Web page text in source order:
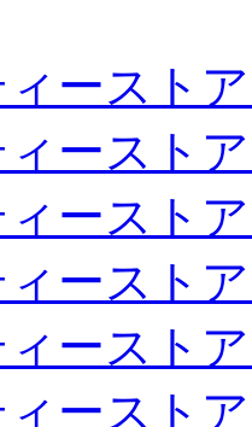
ースト
ースト
ースト
ースト
ースト
ースト